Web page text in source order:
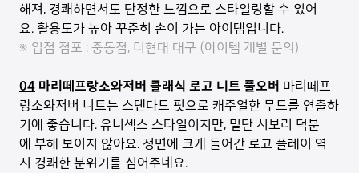
해져, 경쾌하면서도 단정한 느낌으로 스타일링할 수 있어
요. 활용도가 높아 꾸준히 손이 가는 아이템입니다.
※ 입점 점포 : 중동점, 더현대 대구 (아이템 개별 문의)
04 마리떼프랑소와저버 클래식 로고 니트 풀오버 마리떼프
랑소와저버 니트는 스탠다드 핏으로 캐주얼한 무드를 연출하
기에 좋습니다. 유니섹스 스타일이지만, 밑단 시보리 덕분
에 부해 보이지 않아요. 정면에 크게 들어간 로고 플레이 역
시 경쾌한 분위기를 심어주네요.